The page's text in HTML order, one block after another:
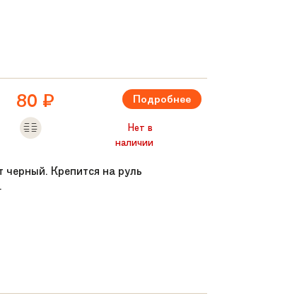
80 ₽ Подробнее
Нет в
наличии
Крепится на руль